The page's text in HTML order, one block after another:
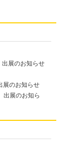
展のお知らせ
のお知らせ
展のお知ら